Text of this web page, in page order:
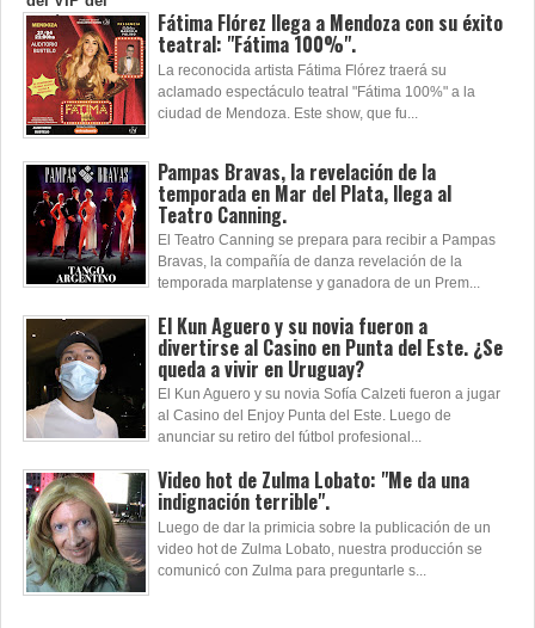
Fátima Flórez llega a Mendoza con su éxito
teatral: "Fátima 100%".
La reconocida artista Fátima Flórez traerá su
aclamado espectáculo teatral "Fátima 100%" a la
ciudad de Mendoza. Este show, que fu...
Pampas Bravas, la revelación de la
temporada en Mar del Plata, llega al
Teatro Canning.
El Teatro Canning se prepara para recibir a Pampas
Bravas, la compañía de danza revelación de la
temporada marplatense y ganadora de un Prem...
El Kun Aguero y su novia fueron a
divertirse al Casino en Punta del Este. ¿Se
queda a vivir en Uruguay?
El Kun Aguero y su novia Sofía Calzeti fueron a jugar
al Casino del Enjoy Punta del Este. Luego de
anunciar su retiro del fútbol profesional...
Video hot de Zulma Lobato: "Me da una
indignación terrible".
Luego de dar la primicia sobre la publicación de un
video hot de Zulma Lobato, nuestra producción se
comunicó con Zulma para preguntarle s...